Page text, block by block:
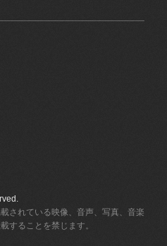
されている映像、音声、写真、音楽
することを禁じます。